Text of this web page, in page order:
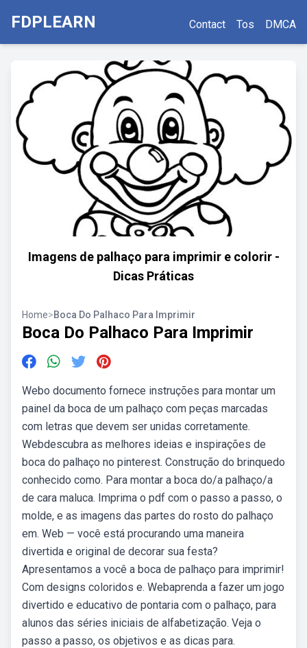
FDPLEARN Contact Tos DMCA
Imagens de palhaço para imprimir e colorir -
Dicas Práticas
Home>Boca Do Palhaco Para Imprimir
Boca Do Palhaco Para Imprimir
Webo documento fornece instruções para montar um
painel da boca de um palhaço com peças marcadas
com letras que devem ser unidas corretamente.
Webdescubra as melhores ideias e inspirações de
boca do palhaço no pinterest. Construção do brinquedo
conhecido como. Para montar a boca do/a palhaço/a
de cara maluca. Imprima o pdf com o passo a passo, o
molde, e as imagens das partes do rosto do palhaço
em. Web — você está procurando uma maneira
divertida e original de decorar sua festa?
Apresentamos a você a boca de palhaço para imprimir!
Com designs coloridos e. Webaprenda a fazer um jogo
divertido e educativo de pontaria com o palhaço, para
alunos das séries iniciais de alfabetização. Veja o
passo a passo, os objetivos e as dicas para.